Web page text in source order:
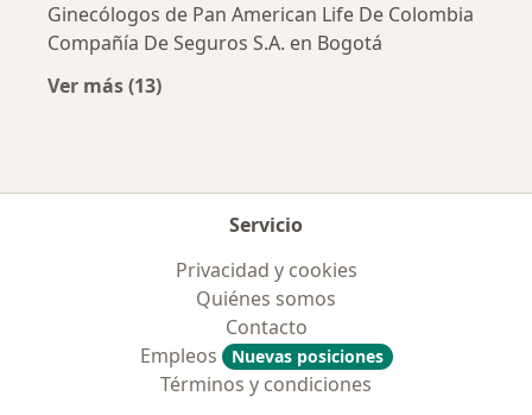
Ginecólogos de Pan American Life De Colombia
Compañía De Seguros S.A. en Bogotá
Ver más (13)
Servicio
Privacidad y cookies
Quiénes somos
Contacto
Empleos
Nuevas posiciones
Términos y condiciones